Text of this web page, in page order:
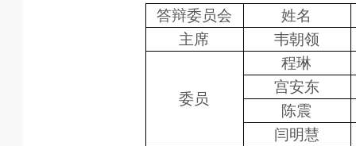
答辩委员会
姓名
主席
韦朝领
委员
程琳
宫安东
陈震
闫明慧